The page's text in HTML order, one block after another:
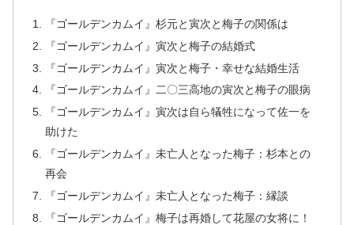
『ゴールデンカムイ』杉元と寅次と梅子の関係は
『ゴールデンカムイ』寅次と梅子の結婚式
『ゴールデンカムイ』寅次と梅子・幸せな結婚生活
『ゴールデンカムイ』二〇三高地の寅次と梅子の眼病
『ゴールデンカムイ』寅次は自ら犠牲になって佐一を
助けた
『ゴールデンカムイ』未亡人となった梅子：杉本との
再会
『ゴールデンカムイ』未亡人となった梅子：縁談
『ゴールデンカムイ』梅子は再婚して花屋の女将に！